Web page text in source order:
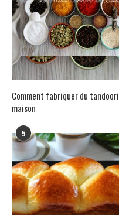
Comment fabriquer du tandoori
maison
5